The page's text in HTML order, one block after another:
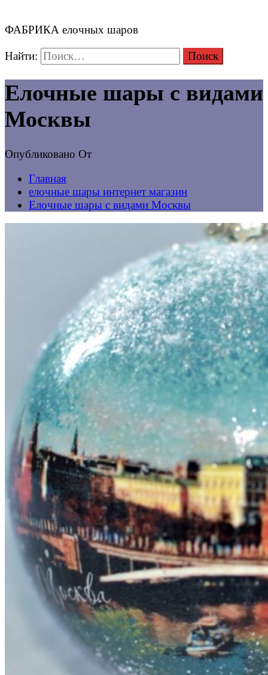
ФАБРИКА елочных шаров
Найти:
Елочные шары с видами
Москвы
Опубликовано От
Главная
елочные шары интернет магазин
Елочные шары с видами Москвы